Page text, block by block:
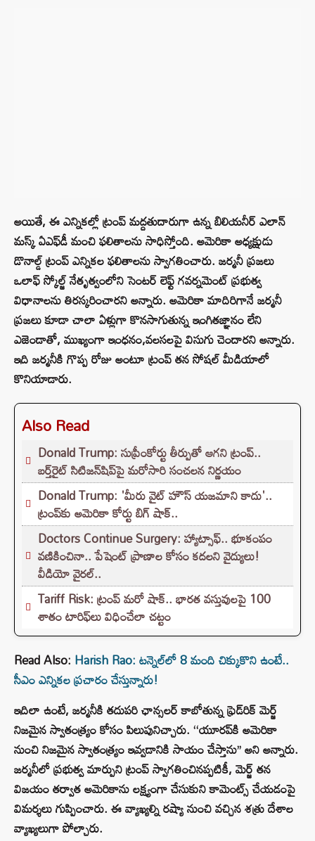
అయితే, ఈ ఎన్నికల్లో ట్రంప్ మద్దతుదారుగా ఉన్న బిలియనీర్ ఎలాన్
మస్క్ ఏఎఫ్‌డీ మంచి ఫలితాలను సాధిస్తోంది. అమెరికా అధ్యక్షుడు
డొనాల్డ్ ట్రంప్ ఎన్నికల ఫలితాలను స్వాగతించారు. జర్మనీ ప్రజలు
ఒలాఫ్ స్కోల్జ్ నేతృత్వంలోని సెంటర్ లెఫ్ట్ గవర్నమెంట్ ప్రభుత్వ
విధానాలను తిరస్కరించారని అన్నారు. అమెరికా మాదిరిగానే జర్మనీ
ప్రజలు కూడా చాలా ఏళ్లుగా కొనసాగుతున్న ఇంగితజ్ఞానం లేని
ఎజెండాతో, ముఖ్యంగా ఇంధనం,వలసలపై విసుగు చెందారని అన్నారు.
ఇది జర్మనీకి గొప్ప రోజు అంటూ ట్రంప్ తన సోషల్ మీడియాలో
కొనియాడారు.
Also Read
Donald Trump: సుప్రీంకోర్టు తీర్పుతో ఆగని ట్రంప్..
బర్త్‌రైట్ సిటిజన్‌షిప్‌పై మరోసారి సంచలన నిర్ణయం
Donald Trump: 'మీరు వైట్ హౌస్ యజమాని కాదు'..
ట్రంప్‌కు అమెరికా కోర్టు బిగ్ షాక్..
Doctors Continue Surgery: హ్యాట్సాఫ్.. భూకంపం
వణికించినా.. పేషెంట్ ప్రాణాల కోసం కదలని వైద్యులు!
వీడియో వైరల్..
Tariff Risk: ట్రంప్ మరో షాక్.. భారత వస్తువులపై 100
శాతం టారిఫ్‌లు విధించేలా చట్టం
Read Also: Harish Rao: టన్నెల్‌లో 8 మంది చిక్కుకొని ఉంటే..
సీఎం ఎన్నికల ప్రచారం చేస్తున్నారు!
ఇదిలా ఉంటే, జర్మనీకి తదుపరి ఛాన్సలర్ కాబోతున్న ఫ్రెడ్‌రిక్ మెర్జ్
నిజమైన స్వాతంత్య్రం కోసం పిలుపునిచ్చారు. ‘‘యూరప్‌కి అమెరికా
నుంచి నిజమైన స్వాతంత్య్రం ఇవ్వడానికి సాయం చేస్తాను’’ అని అన్నారు.
జర్మనీలో ప్రభుత్వ మార్పుని ట్రంప్ స్వాగతించినప్పటికీ, మెర్జ్ తన
విజయం తర్వాత అమెరికాను లక్ష్యంగా చేసుకుని కామెంట్స్ చేయడంపై
విమర్శలు గుప్పించారు. ఈ వ్యాఖ్యల్ని రష్యా నుంచి వచ్చిన శత్రు దేశాల
వ్యాఖ్యలుగా పోల్చారు.